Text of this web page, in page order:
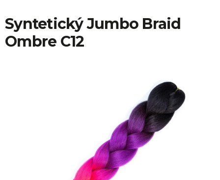
Syntetický Jumbo Braid
Ombre C12
e
t
e
HLEDAT